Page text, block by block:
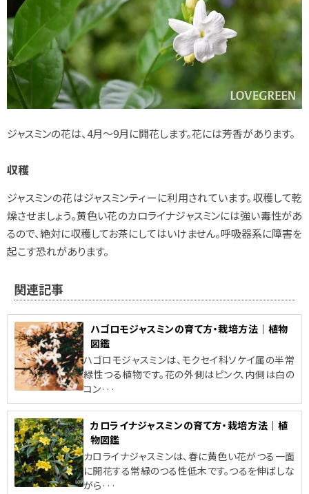
ジャスミンの花は、4月～9月に開花します。花には芳香があります。
収穫
ジャスミンの花はジャスミンティーに利用されています。収穫して乾
燥させましょう。黄色い花のカロライナジャスミンには強い毒性があ
るので、絶対に収穫してお茶にしてはいけません。呼吸器系に障害を
起こす恐れがあります。
関連記事
ハゴロモジャスミンの育て方・栽培方法｜植物
図鑑
ハゴロモジャスミンは、モクセイ科ソケイ属の半常
緑性つる植物です。花の外側はピンク、内側は白の
コン···
カロライナジャスミンの育て方・栽培方法｜植
物図鑑
カロライナジャスミンは、春に黄色い花がつる一面
に開花する常緑のつる性低木です。つるを伸ばしな
がら···